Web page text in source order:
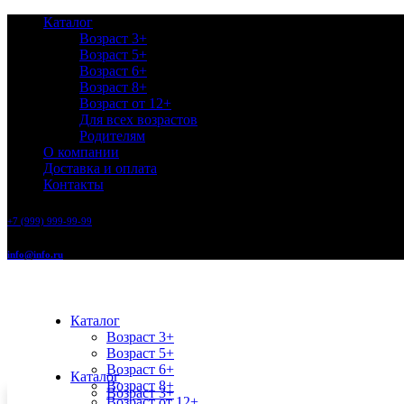
Каталог
Возраст 3+
Возраст 5+
Возраст 6+
Возраст 8+
Возраст от 12+
Для всех возрастов
Родителям
О компании
Доставка и оплата
Контакты
+7 (999) 999-99-99
info@info.ru
Каталог
Возраст 3+
Возраст 5+
Возраст 6+
Возраст 8+
Каталог
Возраст 3+